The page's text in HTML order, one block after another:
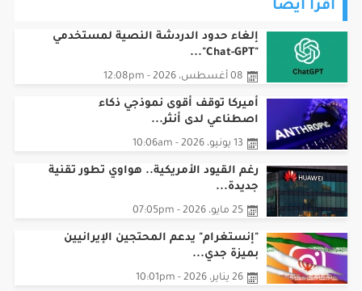
اقرأ أيضا
إلغاء حدود الدردشة النصية لمستخدمي
"Chat-GPT"...
08 أغسطس، 2026 - 12:08pm
أميركا توقف أقوى نموذجي ذكاء
اصطناعي لدى أنثر...
13 يونيو، 2026 - 10:06am
رغم القيود الأمريكية.. هواوي تطور تقنية
جديدة...
25 مايو، 2026 - 07:05pm
"إنستغرام" يدعم المحتجين الإيرانيين
بميزة جدي...
26 يناير، 2026 - 10:01pm